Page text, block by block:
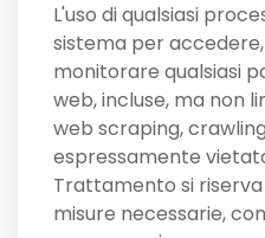
L'uso di qualsiasi
sistema per
monitorare qualsiasi
web, incluse, ma non
web scraping,
espressamente
Trattamento si
misure necessarie,